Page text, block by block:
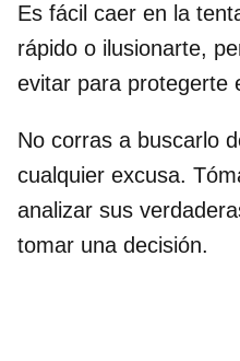
Es fácil caer en la
rápido o ilusionarte,
evitar para protegerte
No corras a buscarlo
cualquier excusa.
analizar sus
tomar una decisión.